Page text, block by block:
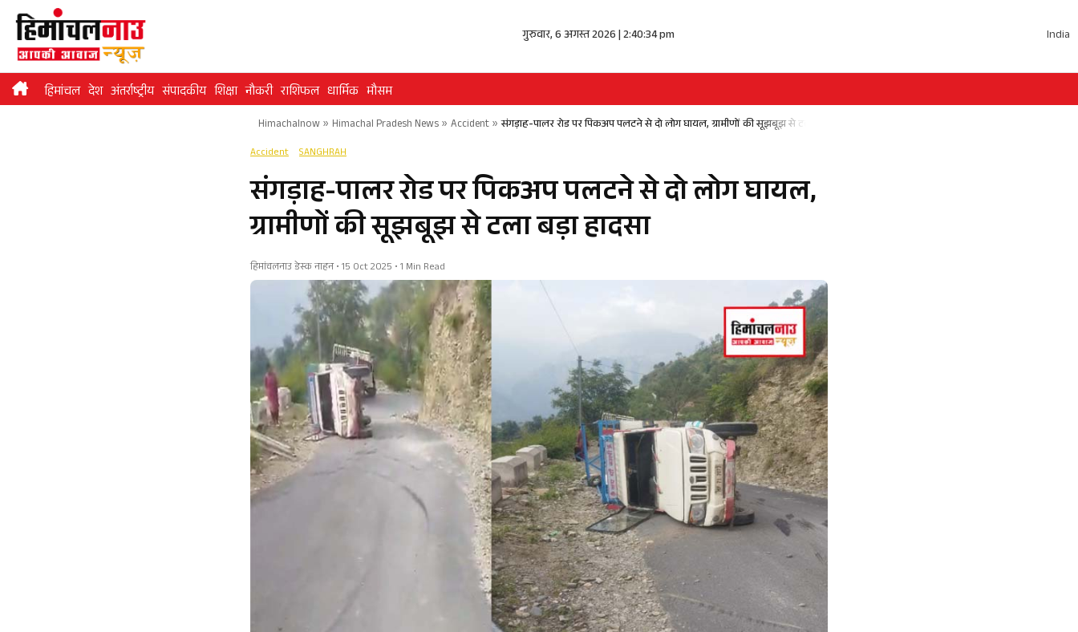
Skip
content
गुरुवार, 6 अगस्त 2026 | 2:40:35 pm India
हिमांचल देश अंतर्राष्ट्रीय संपादकीय शिक्षा नौकरी राशिफल धार्मिक मौसम
Himachalnow» Himachal Pradesh News» Accident» संगड़ाह-पालर रोड पर पिकअप पलटने से दो लोग घायल, ग्रामीणों की सूझबूझ से टला बड़ा हादसा
Accident SANGHRAH
संगड़ाह-पालर रोड पर पिकअप पलटने से दो लोग घायल,
ग्रामीणों की सूझबूझ से टला बड़ा हादसा
हिमांचलनाउ डेस्क नाहन • 15 Oct 2025 • 1 Min Read